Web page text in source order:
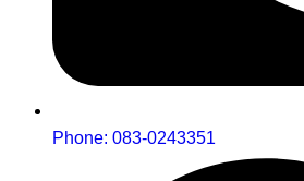
Phone: 083-0243351